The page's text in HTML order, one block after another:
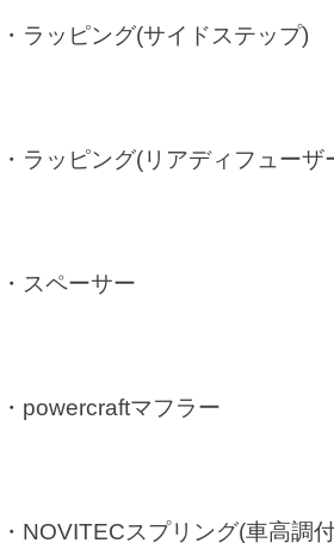
・ラッピング(サイドステップ)
・ラッピング(リアディフューザ
・スペーサー
・powercraftマフラー
・NOVITECスプリング(車高調